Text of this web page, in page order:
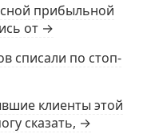
прибыльной
от →
списали по стоп-
клиенты этой
сказать, →